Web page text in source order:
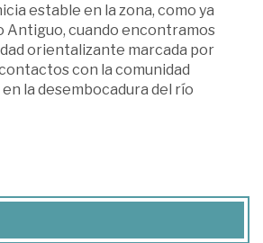
estable en la zona, como ya
Antiguo, cuando encontramos
orientalizante marcada por
con la comunidad
la desembocadura del río